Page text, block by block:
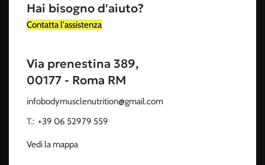
Hai bisogno d'aiuto?
Contatta l'assistenza
Via prenestina 389,
00177 - Roma RM
infobodymusclenutrition@gmail.com
T.: +39 06 52979 559
Vedi la mappa